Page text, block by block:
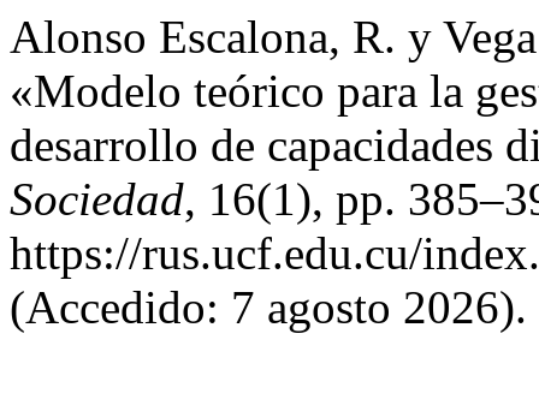
Alonso Escalona, R. y
«Modelo teórico para la
desarrollo de capacidades
Sociedad, 16(1), pp.
https://rus.ucf.edu.cu/
(Accedido: 7 agosto 2026).